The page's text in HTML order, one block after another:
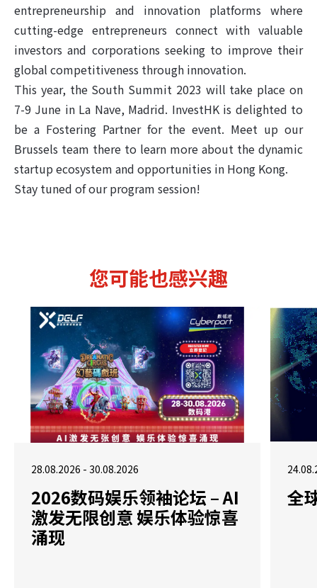
entrepreneurship and innovation platforms where
cutting-edge entrepreneurs connect with valuable
investors and corporations seeking to improve their
global competitiveness through innovation.
This year, the South Summit 2023 will take place on
7-9 June in La Nave, Madrid. InvestHK is delighted to
be a Fostering Partner for the event. Meet up our
Brussels team there to learn more about the dynamic
startup ecosystem and opportunities in Hong Kong.
Stay tuned of our program session!
您可能也感兴趣
28.08.2026 - 30.08.2026
2026数码娱乐领袖论坛 – AI
激发无限创意 娱乐体验惊喜
涌现
全